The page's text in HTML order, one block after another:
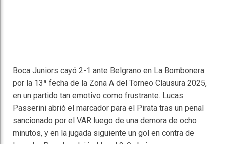
Boca Juniors cayó 2-1 ante Belgrano en La Bombonera
por la 13ª fecha de la Zona A del Torneo Clausura 2025,
en un partido tan emotivo como frustrante. Lucas
Passerini abrió el marcador para el Pirata tras un penal
sancionado por el VAR luego de una demora de ocho
minutos, y en la jugada siguiente un gol en contra de